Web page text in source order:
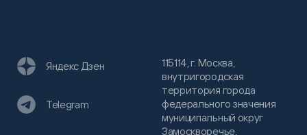
115114, г. Москва,
внутригородская
территория города
федерального значения
муниципальный округ
Замоскворечье,
Яндекс Дзен
Telegram